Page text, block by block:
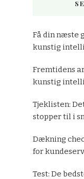
Få din næste
kunstig
Fremtidens
kunstig
Tjeklisten:
stopper til i
Dækning
for
Test: De